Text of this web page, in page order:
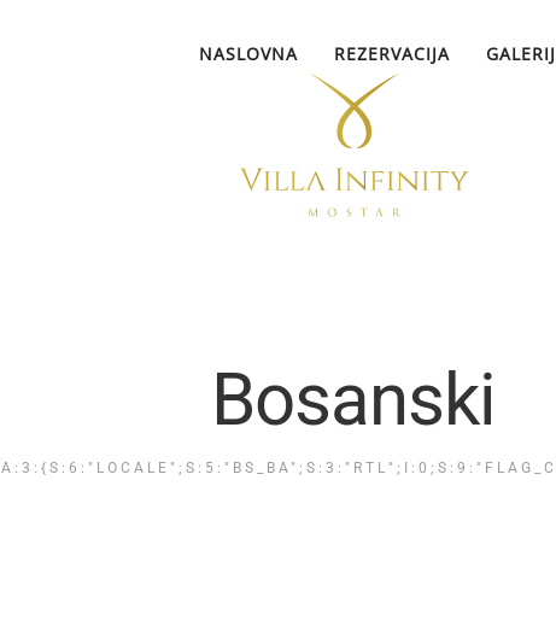
NASLOVNA REZERVACIJA
Bosanski